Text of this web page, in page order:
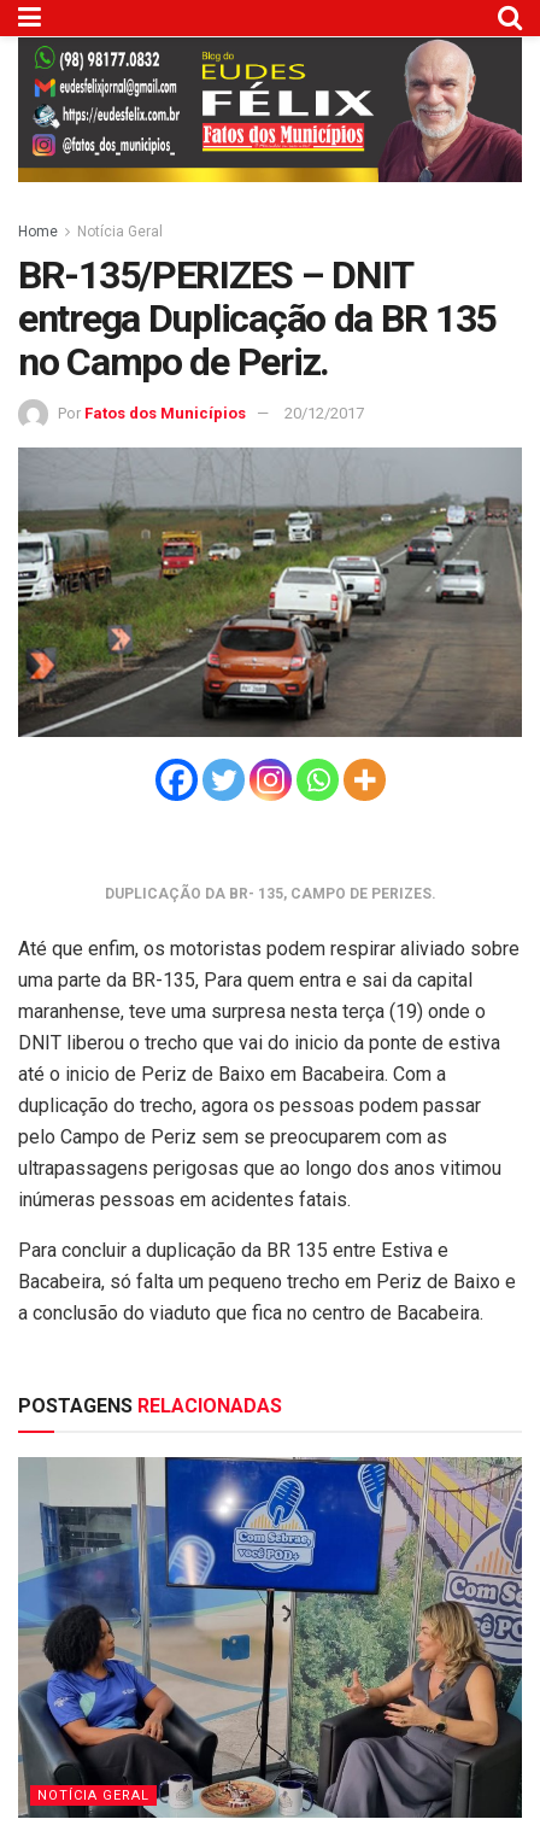
Home Notícia Geral
BR-135/PERIZES – DNIT
entrega Duplicação da BR 135
no Campo de Periz.
Por Fatos dos Municípios 20/12/2017
DUPLICAÇÃO DA BR- 135, CAMPO DE PERIZES.
Até que enfim, os motoristas podem respirar aliviado sobre
uma parte da BR-135, Para quem entra e sai da capital
maranhense, teve uma surpresa nesta terça (19) onde o
DNIT liberou o trecho que vai do inicio da ponte de estiva
até o inicio de Periz de Baixo em Bacabeira. Com a
duplicação do trecho, agora os pessoas podem passar
pelo Campo de Periz sem se preocuparem com as
ultrapassagens perigosas que ao longo dos anos vitimou
inúmeras pessoas em acidentes fatais.
Para concluir a duplicação da BR 135 entre Estiva e
Bacabeira, só falta um pequeno trecho em Periz de Baixo e
a conclusão do viaduto que fica no centro de Bacabeira.
POSTAGENS RELACIONADAS
NOTÍCIA GERAL